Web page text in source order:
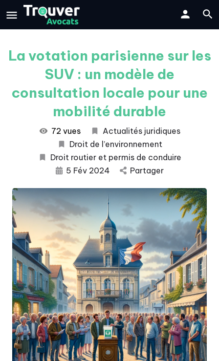
La votation parisienne sur les
SUV : un modèle de
consultation locale pour une
mobilité durable
72 vues
Actualités juridiques
Droit de l’environnement
Droit routier et permis de conduire
5 Fév 2024
Partager